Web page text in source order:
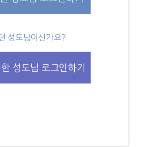
성도님이신가요?
성도님 로그인하기